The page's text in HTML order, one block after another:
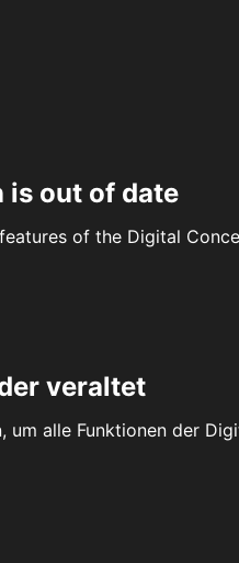
is out of date
of the Digital
veraltet
um alle Funktionen der